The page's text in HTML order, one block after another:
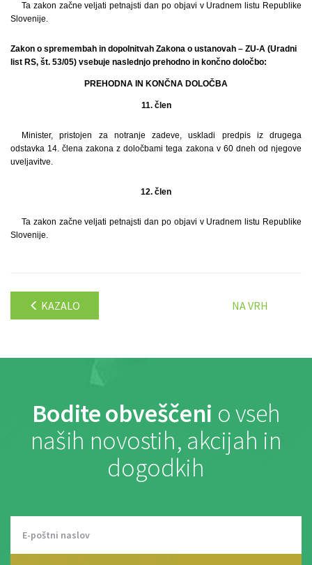
Ta zakon začne veljati petnajsti dan po objavi v Uradnem listu Republike
Slovenije.
Zakon o spremembah in dopolnitvah Zakona o ustanovah – ZU-A (Uradni
list RS, št. 53/05) vsebuje naslednjo prehodno in končno določbo:
PREHODNA IN KONČNA DOLOČBA
11. člen
Minister, pristojen za notranje zadeve, uskladi predpis iz drugega
odstavka 14. člena zakona z določbami tega zakona v 60 dneh od njegove
uveljavitve.
12. člen
Ta zakon začne veljati petnajsti dan po objavi v Uradnem listu Republike
Slovenije.
KAZALO NA VRH
Bodite obveščeni o vseh
naših novostih, akcijah in
dogodkih